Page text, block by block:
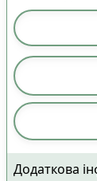
Додаткова